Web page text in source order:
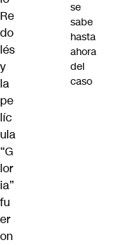
Re
do
lés
y
la
pe
líc
ula
“G
lor
ia”
fu
er
on
se
sabe
hasta
ahora
del
caso